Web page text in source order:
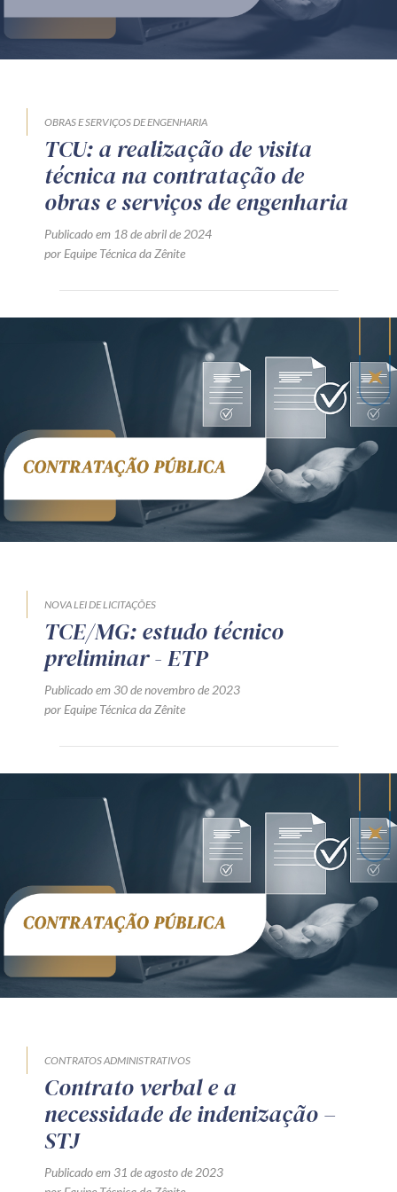
Produtos e serviços
Orientação por Escrito
Mentoria Zênite
Capacitação
Zênite Online
Eventos presenciais
Zênite in Company
Diferenciais
Receba por RSS
Av. Sete de Setembro, 4698
Batel
Curitiba/PR CEP 80240-000
OBRAS E SERVIÇOS DE ENGENHARIA
TCU: a realização de visita
técnica na contratação de
obras e serviços de engenharia
Publicado em 18 de abril de 2024
por Equipe Técnica da Zênite
NOVA LEI DE LICITAÇÕES
TCE/MG: estudo técnico
preliminar - ETP
Publicado em 30 de novembro de 2023
por Equipe Técnica da Zênite
CONTRATOS ADMINISTRATIVOS
Contrato verbal e a
necessidade de indenização –
STJ
Publicado em 31 de agosto de 2023